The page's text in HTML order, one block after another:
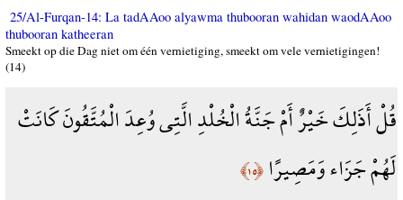
25/Al-Furqan-14: La tadAAoo alyawma thubooran wahidan waodAAoo
thubooran katheeran
Smeekt op die Dag niet om één vernietiging, smeekt om vele vernietigingen!
(14)
قُلْ أَذَلِكَ خَيْرٌ أَمْ جَنَّةُ الْخُلْدِ الَّتِي وُعِدَ الْمُتَّقُونَ كَانَتْ
لَهُمْ جَزَاء وَمَصِيرًا﴿١٥﴾